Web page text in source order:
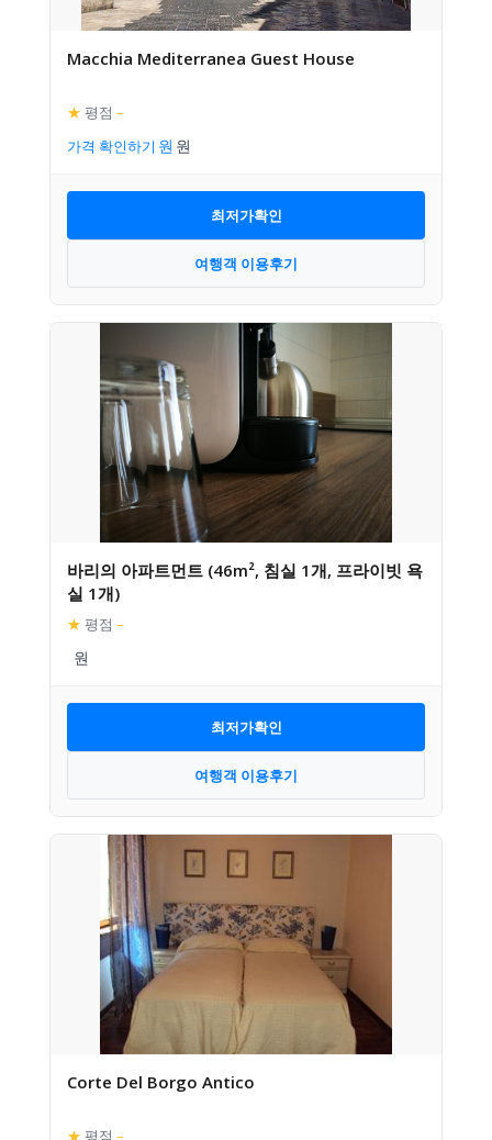
Macchia Mediterranea Guest House
★ 평점 –
가격 확인하기
최저가확인
여행객 이용후기
바리의 아파트먼트 (46m², 침실 1개, 프라이빗 욕
실 1개)
★ 평점 –
최저가확인
여행객 이용후기
Corte Del Borgo Antico
★ 평점 –